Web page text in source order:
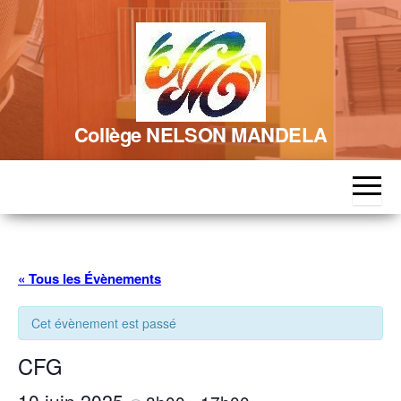
Skip
to
content
Collège NELSON MANDELA
« Tous les Évènements
Cet évènement est passé
CFG